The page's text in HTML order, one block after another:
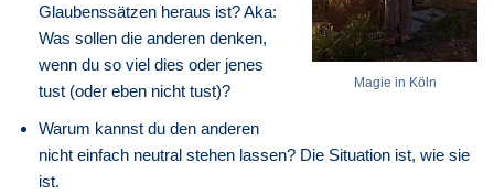
Magie in Köln
Glaubenssätzen heraus ist? Aka:
Was sollen die anderen denken,
wenn du so viel dies oder jenes
tust (oder eben nicht tust)?
Warum kannst du den anderen
nicht einfach neutral stehen lassen? Die Situation ist, wie sie
ist.